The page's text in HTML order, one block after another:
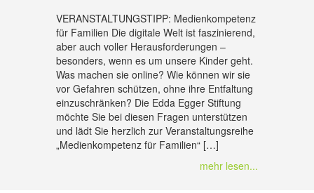
VERANSTALTUNGSTIPP: Medienkompetenz
für Familien Die digitale Welt ist faszinierend,
aber auch voller Herausforderungen –
besonders, wenn es um unsere Kinder geht.
Was machen sie online? Wie können wir sie
vor Gefahren schützen, ohne ihre Entfaltung
einzuschränken? Die Edda Egger Stiftung
möchte Sie bei diesen Fragen unterstützen
und lädt Sie herzlich zur Veranstaltungsreihe
„Medienkompetenz für Familien“ […]
mehr lesen...